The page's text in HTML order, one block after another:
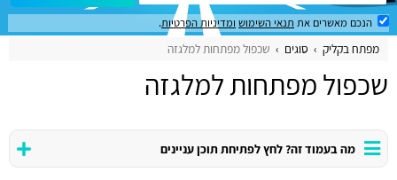
הנכם מאשרים את תנאי השימוש ומדיניות הפרטיות.
מפתח בקליק סוגים שכפול מפתחות למלגזה
שכפול מפתחות למלגזה
מה בעמוד זה? לחץ לפתיחת תוכן עניינים